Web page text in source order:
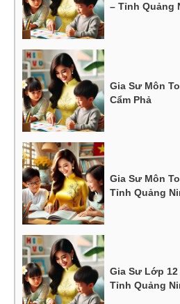
– Tỉnh Quảng
Gia Sư Môn
Cẩm Phả
Gia Sư Môn
Tỉnh Quảng
Gia Sư Lớp
Tỉnh Quảng